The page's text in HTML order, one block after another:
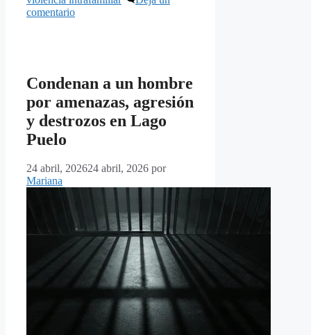
comentario
Condenan a un hombre
por amenazas, agresión
y destrozos en Lago
Puelo
24 abril, 202624 abril, 2026 por
Mariana